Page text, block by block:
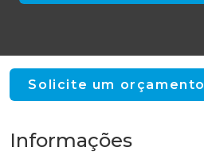
Solicite um orçamento
Informações